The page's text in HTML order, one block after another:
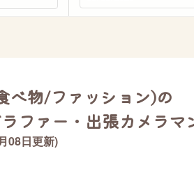
べ物/ファッション)の
ファー・出張カメラマ
08日更新)